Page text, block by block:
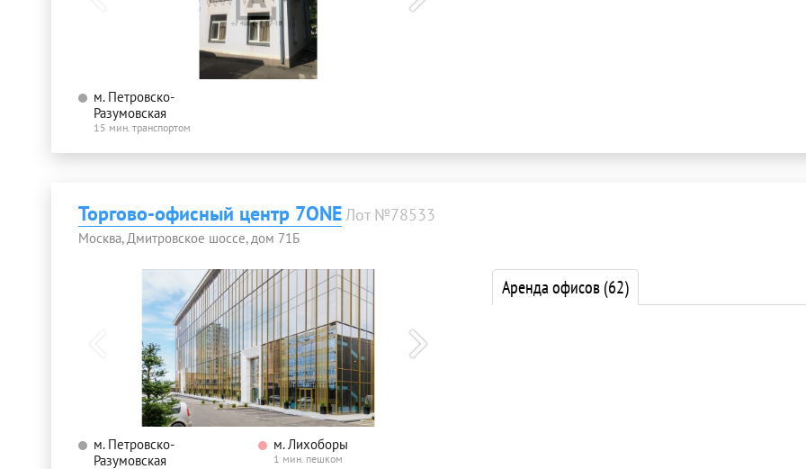
м. Петровско-
Разумовская
15 мин. транспортом
Торгово-офисный центр 7ONEЛот №78533
Москва, Дмитровское шоссе, дом 71Б
м. Петровско-
Разумовская
м. Лихоборы
1 мин. пешком
Аренда офисов(62)